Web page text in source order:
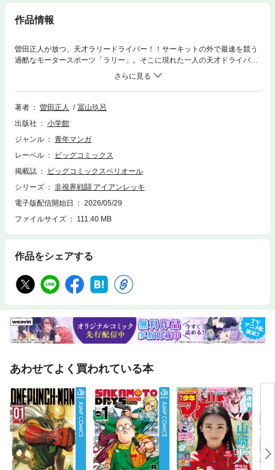
作品情報
曽田正人が放つ、天才ラリードライバー！！サーキットの外で最速を競う
過酷なモータースポーツ「ラリー」。そこに現れた一人の天才ドライバ
ー、能年コータロー。世界が「コー」の走りに震撼する。『シャカリ
キ！』『め組の大吾』『昴』『capeta』の曽田正人が、クルマ漫画の頂点
を更新する！「あの日見た運転に近づくためなら何でもする」誰よりも速
く。何よりも眩しく。曽田正人が放つ本格ラリー漫画！
著者 曽田正人
冨山玖呂
出版社
小学館
ジャンル
青年マンガ
レーベル
ビッグコミックス
掲載誌
ビッグコミックスペリオール
シリーズ
非視界戦闘 アイアンレッキ
電子版配信開始日
2026/05/29
ファイルサイズ
111.40 MB
作品をシェアする
あわせてよく買われている本